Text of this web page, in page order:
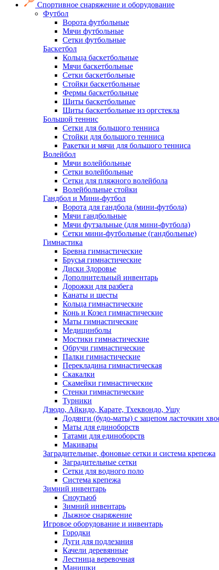
Спортивное снаряжение и оборудование
Футбол
Ворота футбольные
Мячи футбольные
Сетки футбольные
Баскетбол
Кольца баскетбольные
Мячи баскетбольные
Сетки баскетбольные
Стойки баскетбольные
Фермы баскетбольные
Щиты баскетбольные
Щиты баскетбольные из оргстекла
Большой теннис
Сетки для большого тенниса
Стойки для большого тенниса
Ракетки и мячи для большого тенниса
Волейбол
Мячи волейбольные
Сетки волейбольные
Сетки для пляжного волейбола
Волейбольные стойки
Гандбол и Мини-футбол
Ворота для гандбола (мини-футбола)
Мячи гандбольные
Мячи футзальные (для мини-футбола)
Сетки мини-футбольные (гандбольные)
Гимнастика
Бревна гимнастические
Брусья гимнастические
Диски Здоровье
Дополнительный инвентарь
Дорожки для разбега
Канаты и шесты
Кольца гимнастические
Конь и Козел гимнастические
Маты гимнастические
Медицинболы
Мостики гимнастические
Обручи гимнастические
Палки гимнастические
Перекладина гимнастическая
Скакалки
Скамейки гимнастические
Стенки гимнастические
Турники
Дзюдо, Айкидо, Карате, Тхеквондо, Ушу
Додянги (будо-маты) с зацепом ласточкин
Маты для единоборств
Татами для единоборств
Макивары
Заградительные, фоновые сетки и система крепежа
Заградительные сетки
Сетки для водного поло
Система крепежа
Зимний инвентарь
Сноутьюб
Зимний инвентарь
Лыжное снаряжение
Игровое оборудование и инвентарь
Городки
Дуги для подлезания
Качели деревянные
Лестница веревочная
Манишки